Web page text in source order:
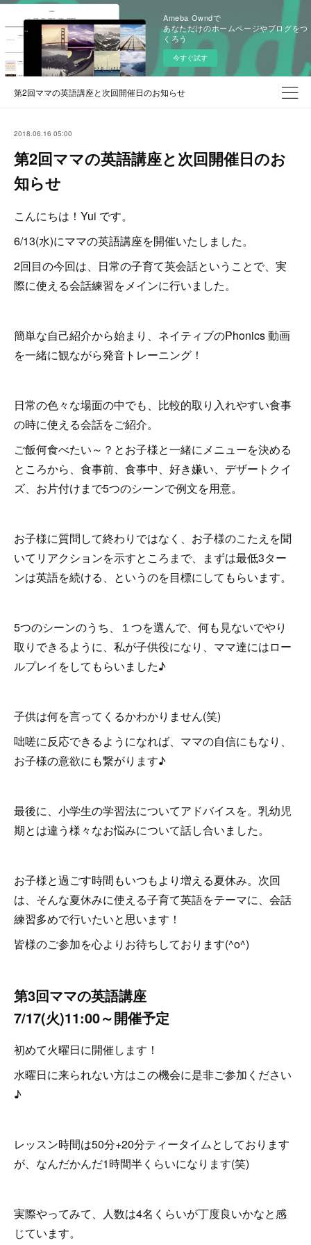
Ameba Owndで
あなただけのホームページやブログをつ
くろう
今すぐ試す
第2回ママの英語講座と次回開催日のお知らせ
2018.06.16 05:00
第2回ママの英語講座と次回開催日のお
知らせ
こんにちは！Yui です。
6/13(水)にママの英語講座を開催いたしました。
2回目の今回は、日常の子育て英会話ということで、実
際に使える会話練習をメインに行いました。
簡単な自己紹介から始まり、ネイティブのPhonics 動画
を一緒に観ながら発音トレーニング！
日常の色々な場面の中でも、比較的取り入れやすい食事
の時に使える会話をご紹介。
ご飯何食べたい～？とお子様と一緒にメニューを決める
ところから、食事前、食事中、好き嫌い、デザートクイ
ズ、お片付けまで5つのシーンで例文を用意。
お子様に質問して終わりではなく、お子様のこたえを聞
いてリアクションを示すところまで、まずは最低3ター
ンは英語を続ける、というのを目標にしてもらいます。
5つのシーンのうち、１つを選んで、何も見ないでやり
取りできるように、私が子供役になり、ママ達にはロー
ルプレイをしてもらいました♪
子供は何を言ってくるかわかりません(笑)
咄嗟に反応できるようになれば、ママの自信にもなり、
お子様の意欲にも繋がります♪
最後に、小学生の学習法についてアドバイスを。乳幼児
期とは違う様々なお悩みについて話し合いました。
お子様と過ごす時間もいつもより増える夏休み。次回
は、そんな夏休みに使える子育て英語をテーマに、会話
練習多めで行いたいと思います！
皆様のご参加を心よりお待ちしております(^o^)
第3回ママの英語講座
7/17(火)11:00～開催予定
初めて火曜日に開催します！
水曜日に来られない方はこの機会に是非ご参加ください
♪
レッスン時間は50分+20分ティータイムとしております
が、なんだかんだ1時間半くらいになります(笑)
実際やってみて、人数は4名くらいが丁度良いかなと感
じています。